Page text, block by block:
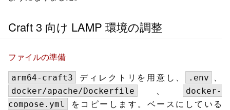
Craft 3 向け LAMP 環境の調整
ファイルの準備
arm64-craft3 ディレクトリを用意し、 .env 、
docker/apache/Dockerfile 、
docker-
compose.yml
をコピーします。ベースにしている